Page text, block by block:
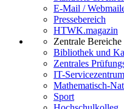
E-Mail /
Pressebereich
HTWK.magazin
Zentrale Bereiche
Bibliothek und
Zentrales
IT-Servicezentrum
Mathematisch-
Sport